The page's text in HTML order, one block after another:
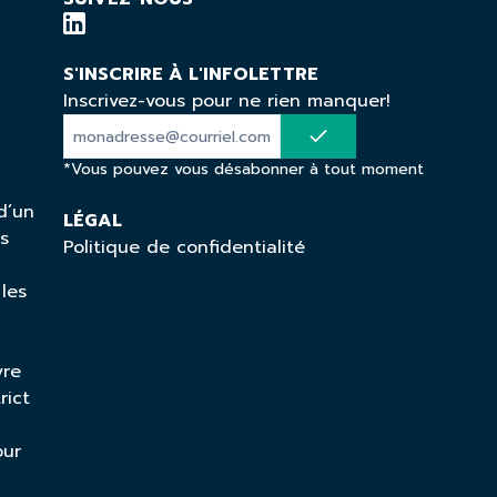
S'INSCRIRE À L'INFOLETTRE
Inscrivez-vous pour ne rien manquer!
*Vous pouvez vous désabonner à tout moment
LÉGAL
Politique de confidentialité